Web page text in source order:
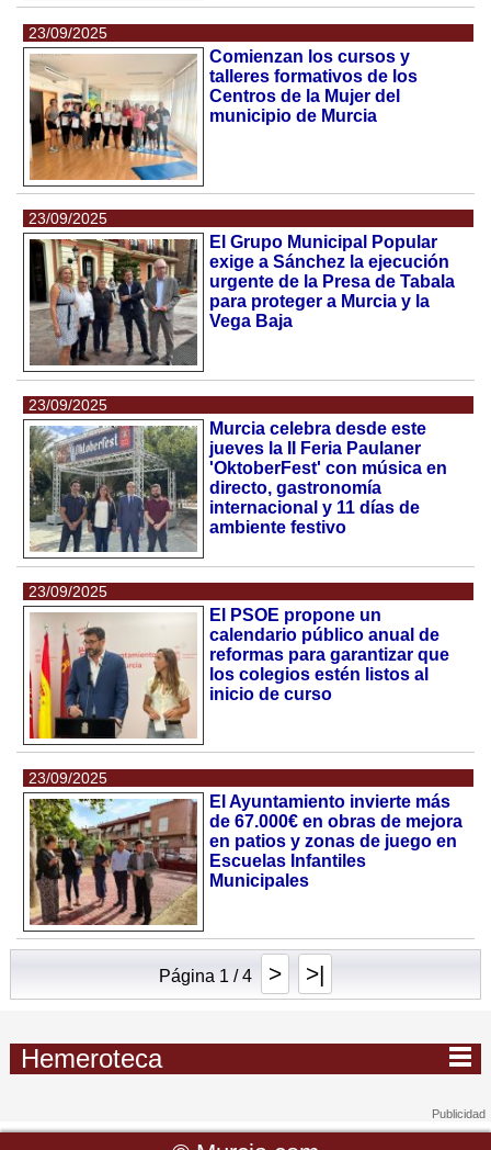
23/09/2025
Comienzan los cursos y
talleres formativos de los
Centros de la Mujer del
municipio de Murcia
23/09/2025
El Grupo Municipal Popular
exige a Sánchez la ejecución
urgente de la Presa de Tabala
para proteger a Murcia y la
Vega Baja
23/09/2025
Murcia celebra desde este
jueves la II Feria Paulaner
'OktoberFest' con música en
directo, gastronomía
internacional y 11 días de
ambiente festivo
23/09/2025
El PSOE propone un
calendario público anual de
reformas para garantizar que
los colegios estén listos al
inicio de curso
23/09/2025
El Ayuntamiento invierte más
de 67.000€ en obras de mejora
en patios y zonas de juego en
Escuelas Infantiles
Municipales
Página 1 / 4 > >|
Hemeroteca